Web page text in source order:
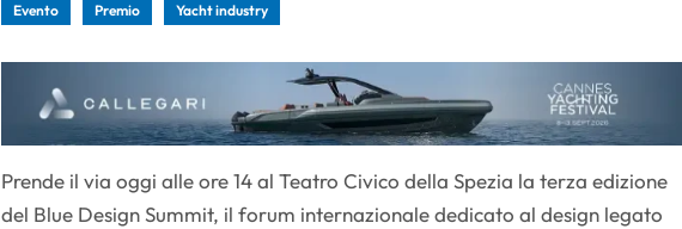
Evento Premio Yacht industry
Prende il via oggi alle ore 14 al Teatro Civico della Spezia la terza edizione
del Blue Design Summit, il forum internazionale dedicato al design legato